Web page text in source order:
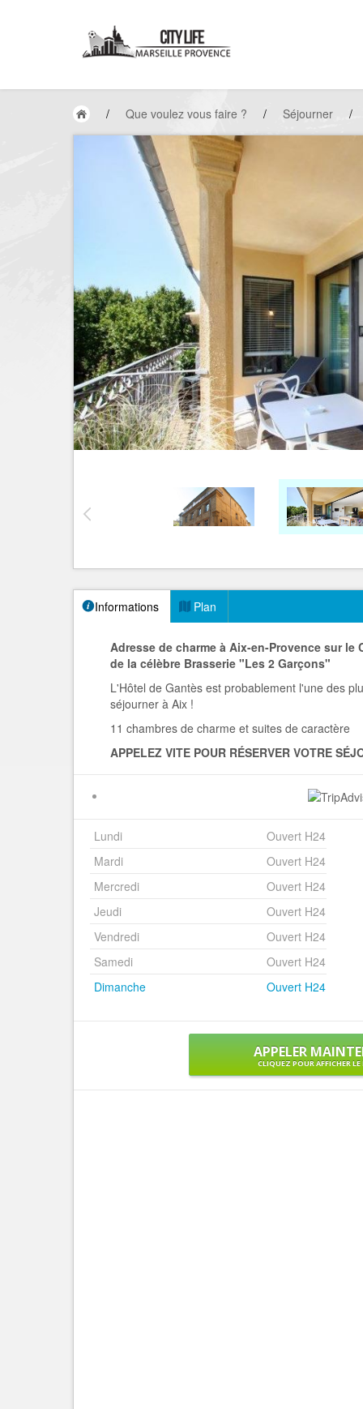
/ Que voulez vous faire ? / Séjourner /
Informations Plan
Adresse de charme à Aix-en-Provence sur
de la célèbre Brasserie "Les 2 Garçons"
L'Hôtel de Gantès est probablement l'une des
séjourner à Aix !
11 chambres de charme et suites de caractère
APPELEZ VITE POUR RÉSERVER VOTRE
Lundi
Ouvert H24
Mardi
Ouvert H24
Mercredi
Ouvert H24
Jeudi
Ouvert H24
Vendredi
Ouvert H24
Samedi
Ouvert H24
Dimanche
Ouvert H24
APPELER
CLIQUEZ POUR AFFICHER